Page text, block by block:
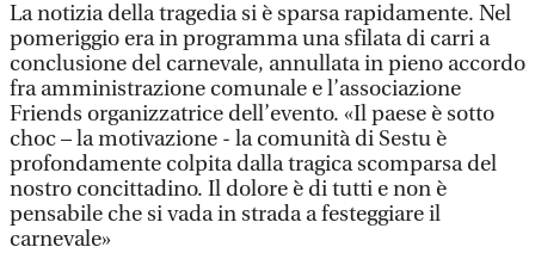
La notizia della tragedia si è sparsa rapidamente. Nel
pomeriggio era in programma una sfilata di carri a
conclusione del carnevale, annullata in pieno accordo
fra amministrazione comunale e l’associazione
Friends organizzatrice dell’evento. «Il paese è sotto
choc – la motivazione - la comunità di Sestu è
profondamente colpita dalla tragica scomparsa del
nostro concittadino. Il dolore è di tutti e non è
pensabile che si vada in strada a festeggiare il
carnevale»